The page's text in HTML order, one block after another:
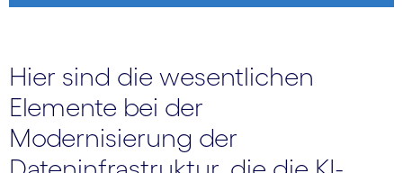
Hier sind die wesentlichen
Elemente bei der
Modernisierung der